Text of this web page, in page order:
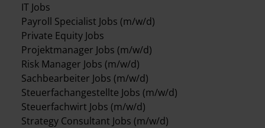
IT Jobs
Payroll Specialist Jobs (m/w/d)
Private Equity Jobs
Projektmanager Jobs (m/w/d)
Risk Manager Jobs (m/w/d)
Sachbearbeiter Jobs (m/w/d)
Steuerfachangestellte Jobs (m/w/d)
Steuerfachwirt Jobs (m/w/d)
Strategy Consultant Jobs (m/w/d)